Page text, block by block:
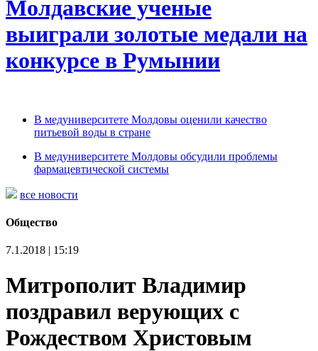
Молдавские ученые
выиграли золотые медали на
конкурсе в Румынии
В медуниверситете Молдовы оценили качество
питьевой воды в стране
В медуниверситете Молдовы обсудили проблемы
фармацевтической системы
все новости
Общество
7.1.2018 | 15:19
Митрополит Владимир
поздравил верующих с
Рождеством Христовым